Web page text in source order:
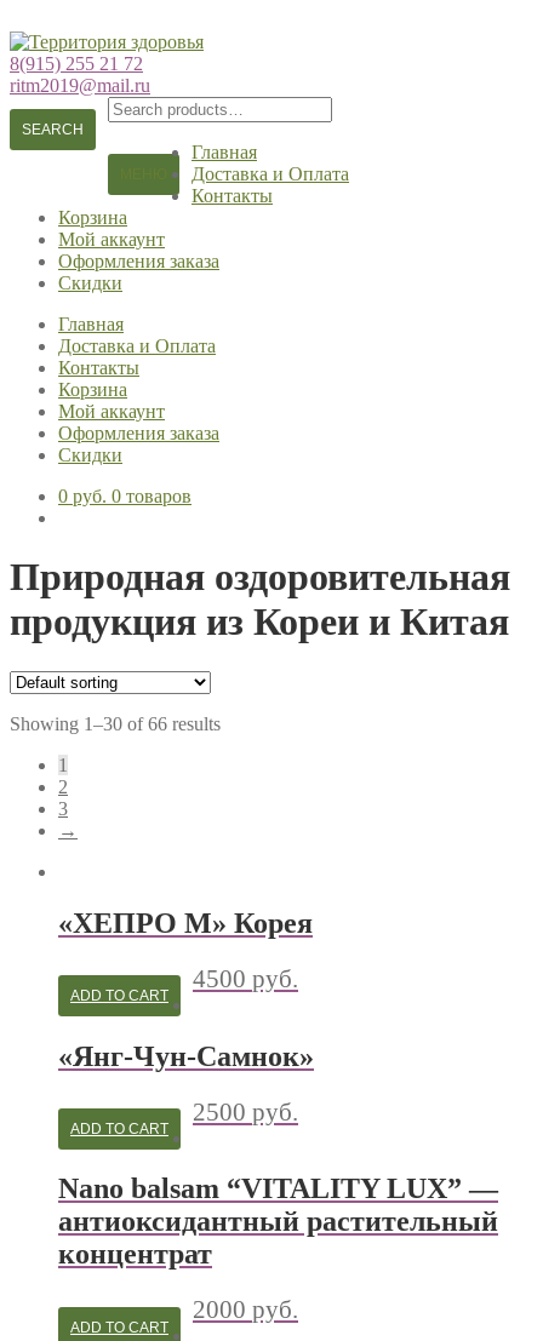
Перейти
к
навигации
Перейти
к
содержимому
8(915) 255 21 72
ritm2019@mail.ru
Search
for:
SEARCH
Главная
Доставка и Оплата
Контакты
Корзина
Мой аккаунт
Оформления заказа
Скидки
Главная
Доставка и Оплата
Контакты
Корзина
Мой аккаунт
Оформления заказа
Скидки
0 руб. 0 товаров
Природная оздоровительная
продукция из Кореи и Китая
Showing 1–30 of 66 results
1
2
3
→
«ХЕПРО М» Корея
4500 руб.
ADD TO CART
«Янг-Чун-Самнок»
2500 руб.
ADD TO CART
Nano balsam “VITALITY LUX” —
антиоксидантный растительный
концентрат
2000 руб.
ADD TO CART